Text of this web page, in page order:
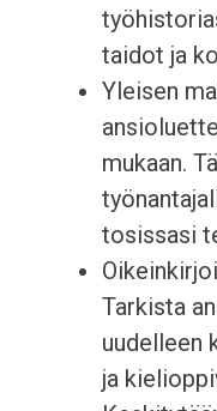
taidot ja
Yleisen
mukaan.
tosissasi
Tarkista
uudelleen
ja